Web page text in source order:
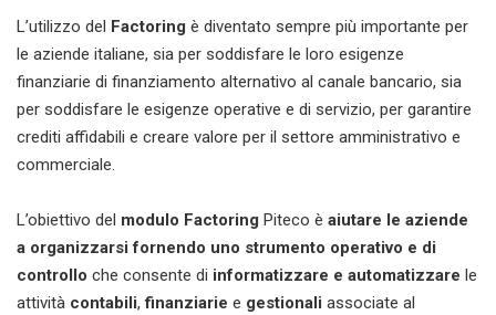
L’utilizzo del Factoring è diventato sempre più importante per
le aziende italiane, sia per soddisfare le loro esigenze
finanziarie di finanziamento alternativo al canale bancario, sia
per soddisfare le esigenze operative e di servizio, per garantire
crediti affidabili e creare valore per il settore amministrativo e
commerciale.
L’obiettivo del modulo Factoring Piteco è aiutare le aziende
a organizzarsi fornendo uno strumento operativo e di
controllo che consente di informatizzare e automatizzare le
attività contabili,finanziarie e gestionali associate al